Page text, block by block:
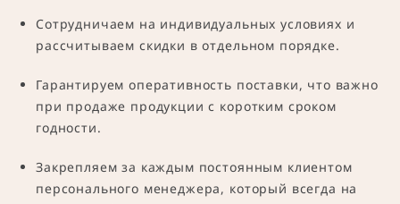
Сотрудничаем на индивидуальных условиях и
рассчитываем скидки в отдельном порядке.
Гарантируем оперативность поставки, что важно
при продаже продукции с коротким сроком
годности.
Закрепляем за каждым постоянным клиентом
персонального менеджера, который всегда на